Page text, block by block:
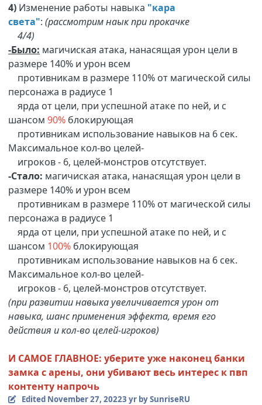
4) Изменение работы навыка "кара
света": (рассмотрим наык при прокачке
4/4)
-Было: магичиская атака, нанасящая урон цели в
размере 140% и урон всем
противникам в размере 110% от магической силы
персонажа в радиусе 1
ярда от цели, при успешной атаке по ней, и с
шансом 90% блокирующая
противникам использование навыков на 6 сек.
Максимальное кол-во целей-
игроков - 6, целей-монстров отсутствует.
-Стало: магичиская атака, нанасящая урон цели в
размере 140% и урон всем
противникам в размере 110% от магической силы
персонажа в радиусе 1
ярда от цели, при успешной атаке по ней, и с
шансом 100% блокирующая
противникам использование навыков на 6 сек.
Максимальное кол-во целей-
игроков - 6, целей-монстров отсутствует.
(при развитии навыка увеличивается урон от
навыка, шанс применения эффекта, время его
действия и кол-во целей-игроков)
И САМОЕ ГЛАВНОЕ: уберите уже наконец банки
замка с арены, они убивают весь интерес к пвп
контенту напрочь
Edited November 27, 20223 yrby SunriseRU